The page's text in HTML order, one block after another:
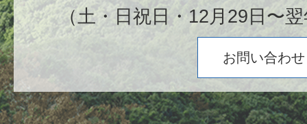
（土・日祝日・12月29日〜
お問い合わせ